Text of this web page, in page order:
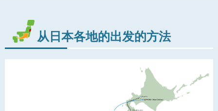
从日本各地的出发的方法